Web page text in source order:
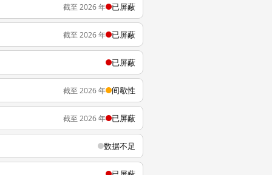
截至 2026 年 已屏蔽
截至 2026 年 已屏蔽
已屏蔽
截至 2026 年 间歇性
截至 2026 年 已屏蔽
数据不足